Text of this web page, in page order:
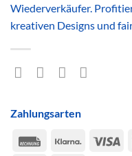
Wiederverkäufer.
kreativen Designs und
Zahlungsarten
Rechung
Klarna